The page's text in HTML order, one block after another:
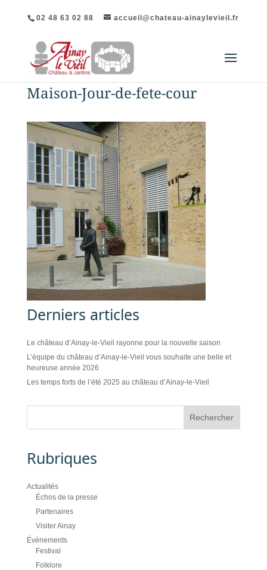
02 48 63 02 88 accueil@chateau-ainaylevieil.fr
Maison-Jour-de-fete-cour
Derniers articles
Le château d’Ainay-le-Vieil rayonne pour la nouvelle saison
L’équipe du château d’Ainay-le-Vieil vous souhaite une belle et
heureuse année 2026
Les temps forts de l’été 2025 au château d’Ainay-le-Vieil
Rubriques
Actualités
Échos de la presse
Partenaires
Visiter Ainay
Évènements
Festival
Folklore